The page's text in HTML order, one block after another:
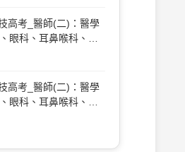
高考_醫師(二)：醫學
眼科、耳鼻喉科、婦
及其相關臨床實例與
高考_醫師(二)：醫學
眼科、耳鼻喉科、婦
及其相關臨床實例與